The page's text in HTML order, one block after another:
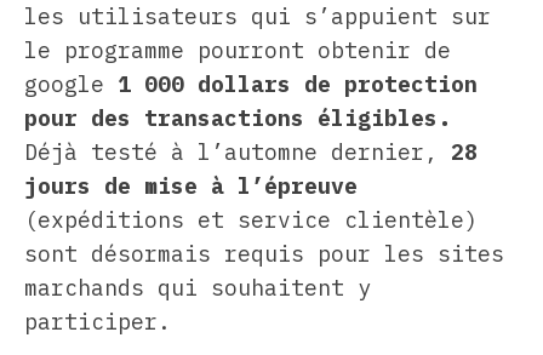
les utilisateurs qui s’appuient sur
le programme pourront obtenir de
google 1 000 dollars de protection
pour des transactions éligibles.
Déjà testé à l’automne dernier, 28
jours de mise à l’épreuve
(expéditions et service clientèle)
sont désormais requis pour les sites
marchands qui souhaitent y
participer.